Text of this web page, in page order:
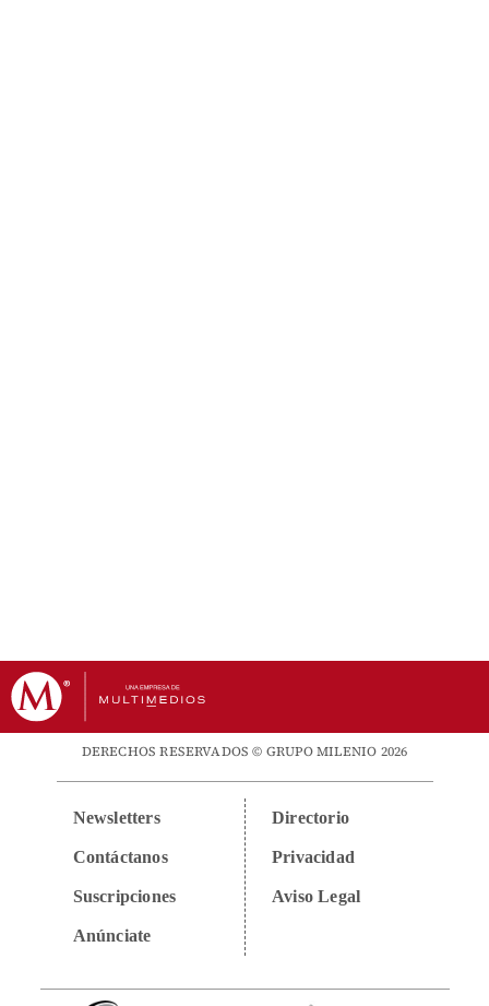
DERECHOS RESERVADOS © GRUPO MILENIO 2026
Newsletters
Contáctanos
Suscripciones
Anúnciate
Directorio
Privacidad
Aviso Legal